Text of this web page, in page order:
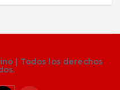
| Todos los derechos